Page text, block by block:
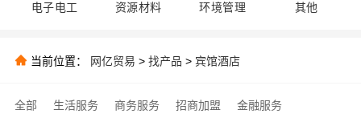
电子电工 资源材料 环境管理 其他
当前位置： 网亿贸易 > 找产品 > 宾馆酒店
全部 生活服务 商务服务 招商加盟
金融服务